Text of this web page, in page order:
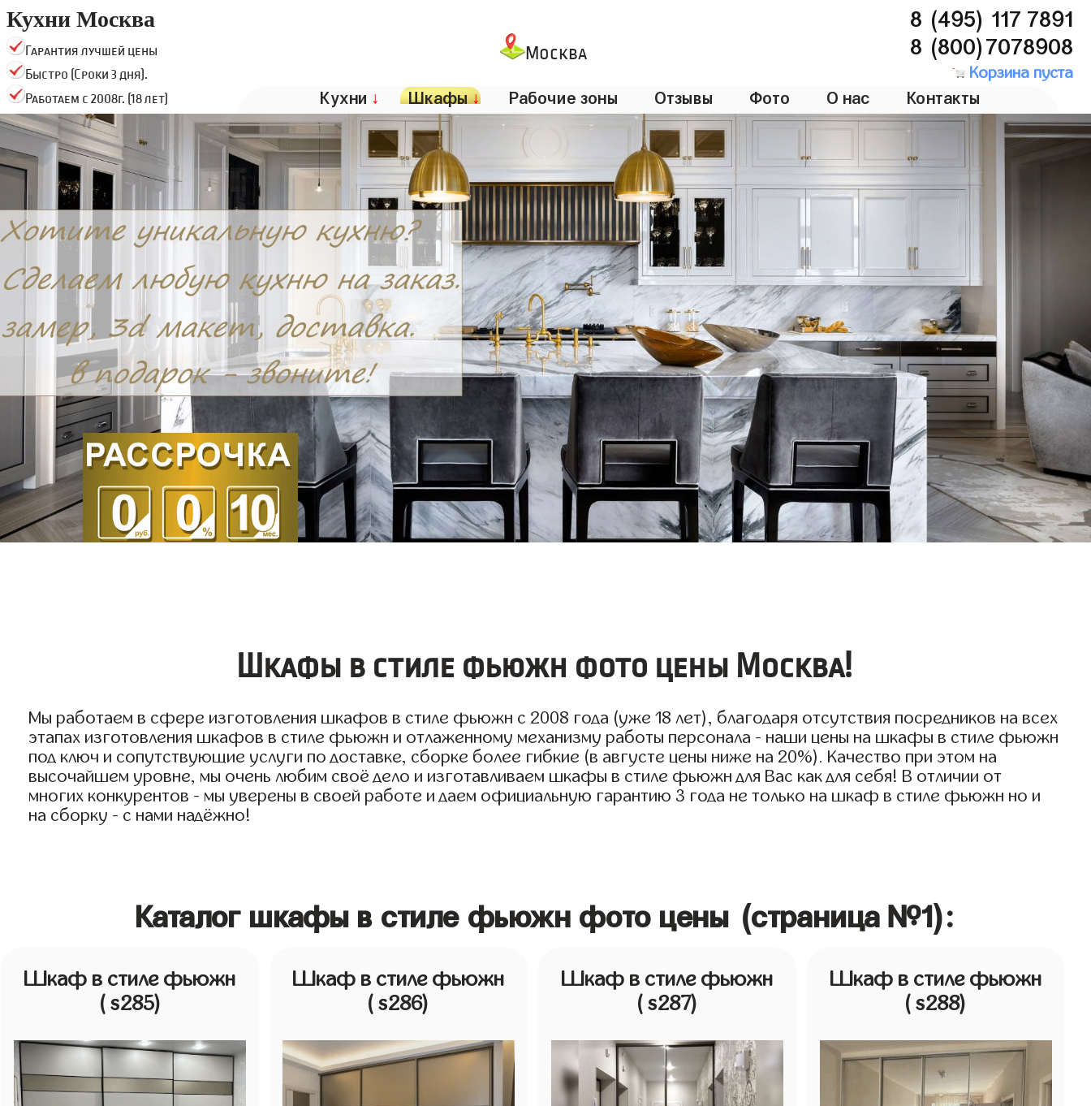
Кухни Москва
Гарантия лучшей цены
Быстро (Сроки 3 дня).
Работаем с 2008г. (18 лет)
Москва
8 (495) 117 7891
8 (800)7078908
Корзина пуста
Кухни ↓ Шкафы↓ Рабочие зоны Отзывы Фото О нас Контакты
Шкафы в стиле фьюжн фото цены Москва!
Мы работаем в сфере изготовления шкафов в стиле фьюжн с 2008 года (уже 18 лет), благодаря отсутствия посредников на всех
этапах изготовления шкафов в стиле фьюжн и отлаженному механизму работы персонала - наши цены на шкафы в стиле фьюжн
под ключ и сопутствующие услуги по доставке, сборке более гибкие (в августе цены ниже на 20%). Качество при этом на
высочайшем уровне, мы очень любим своё дело и изготавливаем шкафы в стиле фьюжн для Вас как для себя! В отличии от
многих конкурентов - мы уверены в своей работе и даем официальную гарантию 3 года не только на шкаф в стиле фьюжн но и
на сборку - с нами надёжно!
Каталог шкафы в стиле фьюжн фото цены (страница №1):
Шкаф в стиле фьюжн
( s285)
Шкаф в стиле фьюжн
( s286)
Шкаф в стиле фьюжн
( s287)
Шкаф в стиле фьюжн
( s288)